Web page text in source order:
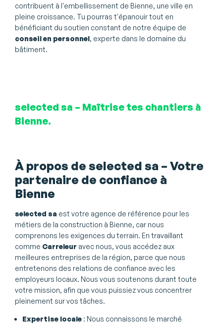
contribuent à l'embellissement de Bienne, une ville en
pleine croissance. Tu pourras t'épanouir tout en
bénéficiant du soutien constant de notre équipe de
conseil en personnel, experte dans le domaine du
bâtiment.
selected sa – Maîtrise tes chantiers à
Bienne.
À propos de selected sa – Votre
partenaire de confiance à
Bienne
selected sa est votre agence de référence pour les
métiers de la construction à Bienne, car nous
comprenons les exigences du terrain. En travaillant
comme Carreleur avec nous, vous accédez aux
meilleures entreprises de la région, parce que nous
entretenons des relations de confiance avec les
employeurs locaux. Nous vous soutenons durant toute
votre mission, afin que vous puissiez vous concentrer
pleinement sur vos tâches.
Expertise locale : Nous connaissons le marché